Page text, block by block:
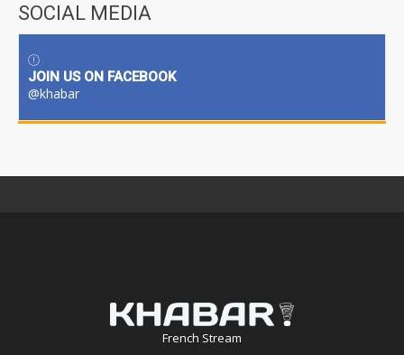
SOCIAL MEDIA
JOIN US ON FACEBOOK
@khabar
French Stream